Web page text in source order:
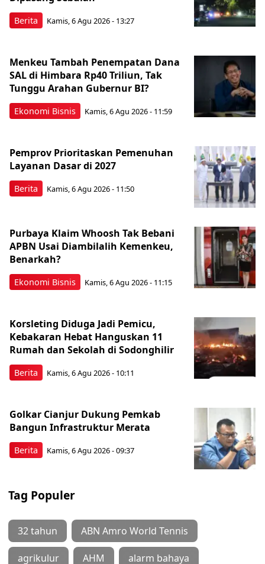
Berita Kamis, 6 Agu 2026 - 13:27
Ekonomi Bisnis
Menkeu Tambah Penempatan Dana
SAL di Himbara Rp40 Triliun, Tak
Tunggu Arahan Gubernur BI?
Kamis, 6 Agu 2026 - 11:59
Berita
Pemprov Prioritaskan Pemenuhan
Layanan Dasar di 2027
Kamis, 6 Agu 2026 - 11:50
Ekonomi Bisnis
Purbaya Klaim Whoosh Tak Bebani
APBN Usai Diambilalih Kemenkeu,
Benarkah?
Kamis, 6 Agu 2026 - 11:15
Berita
Korsleting Diduga Jadi Pemicu,
Kebakaran Hebat Hanguskan 11
Rumah dan Sekolah di Sodonghilir
Kamis, 6 Agu 2026 - 10:11
Berita
Golkar Cianjur Dukung Pemkab
Bangun Infrastruktur Merata
Kamis, 6 Agu 2026 - 09:37
Tag Populer
32 tahun ABN Amro World Tennis
agrikulur AHM alarm bahaya